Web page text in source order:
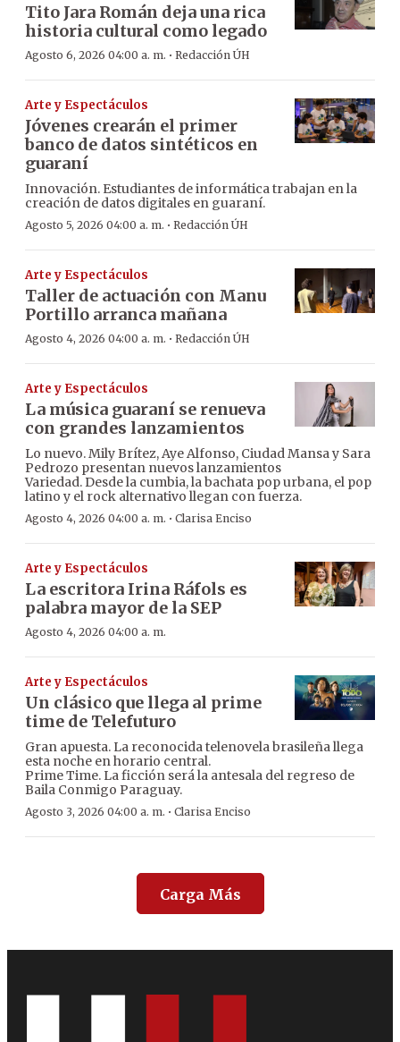
Tito Jara Román deja una rica
historia cultural como legado
Agosto 6, 2026 04:00 a. m. · Redacción ÚH
Arte y Espectáculos
Jóvenes crearán el primer
banco de datos sintéticos en
guaraní
Innovación. Estudiantes de informática trabajan en la
creación de datos digitales en guaraní.
Agosto 5, 2026 04:00 a. m. · Redacción ÚH
Arte y Espectáculos
Taller de actuación con Manu
Portillo arranca mañana
Agosto 4, 2026 04:00 a. m. · Redacción ÚH
Arte y Espectáculos
La música guaraní se renueva
con grandes lanzamientos
Lo nuevo. Mily Brítez, Aye Alfonso, Ciudad Mansa y Sara
Pedrozo presentan nuevos lanzamientos
Variedad. Desde la cumbia, la bachata pop urbana, el pop
latino y el rock alternativo llegan con fuerza.
Agosto 4, 2026 04:00 a. m. · Clarisa Enciso
Arte y Espectáculos
La escritora Irina Ráfols es
palabra mayor de la SEP
Agosto 4, 2026 04:00 a. m.
Arte y Espectáculos
Un clásico que llega al prime
time de Telefuturo
Gran apuesta. La reconocida telenovela brasileña llega
esta noche en horario central.
Prime Time. La ficción será la antesala del regreso de
Baila Conmigo Paraguay.
Agosto 3, 2026 04:00 a. m. · Clarisa Enciso
Carga Más